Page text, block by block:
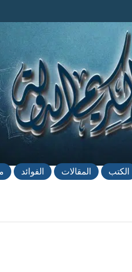
الكتب المقالات الفوائد